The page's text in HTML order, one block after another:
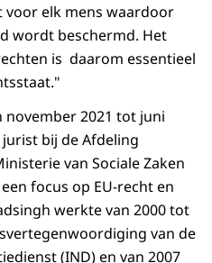
elk mens waardoor
wordt beschermd. Het
is daarom essentieel
november 2021 tot juni
bij de Afdeling
van Sociale Zaken
focus op EU-recht en
werkte van 2000 tot
van de
(IND) en van 2007